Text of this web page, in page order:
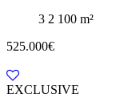
3 2 100 m²
525.000€
EXCLUSIVE